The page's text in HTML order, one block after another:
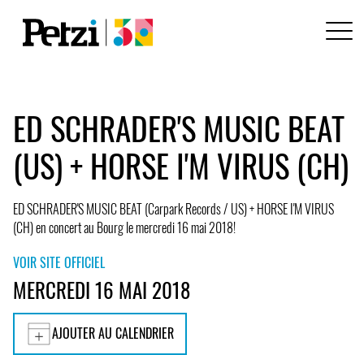
ED SCHRADER'S MUSIC BEAT
(US) + HORSE I'M VIRUS (CH)
ED SCHRADER'S MUSIC BEAT (Carpark Records / US) + HORSE I'M VIRUS
(CH) en concert au Bourg le mercredi 16 mai 2018!
VOIR SITE OFFICIEL
MERCREDI 16 MAI 2018
AJOUTER AU CALENDRIER